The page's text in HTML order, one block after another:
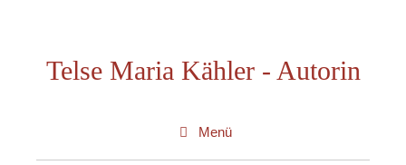
springenTelse Maria Kähler - Autorin
Menü